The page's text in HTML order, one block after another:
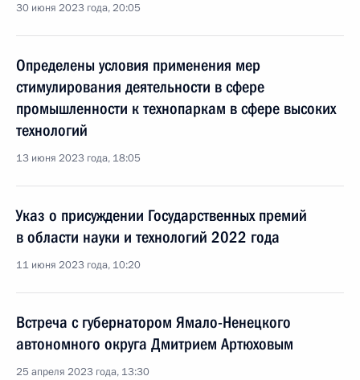
30 июня 2023 года, 20:05
Определены условия применения мер
стимулирования деятельности в сфере
промышленности к технопаркам в сфере высоких
технологий
13 июня 2023 года, 18:05
Указ о присуждении Государственных премий
в области науки и технологий 2022 года
11 июня 2023 года, 10:20
Встреча с губернатором Ямало-Ненецкого
автономного округа Дмитрием Артюховым
25 апреля 2023 года, 13:30